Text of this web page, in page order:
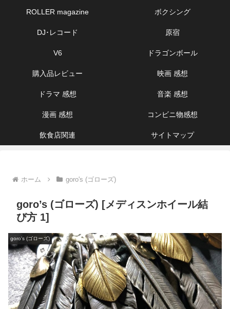
ROLLER magazine ボクシング
DJ･レコード 原宿
V6 ドラゴンボール
購入品レビュー 映画 感想
ドラマ 感想 音楽 感想
漫画 感想 コンビニ物感想
飲食店関連 サイトマップ
ホーム goro's (ゴローズ)
goro’s (ゴローズ) [メディスンホイール結
び方 1]
goro's (ゴローズ)